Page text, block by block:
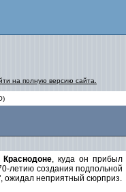
на полную версию сайта.
Краснодоне, куда он прибыл
летию создания подпольной
ожидал неприятный сюрприз.